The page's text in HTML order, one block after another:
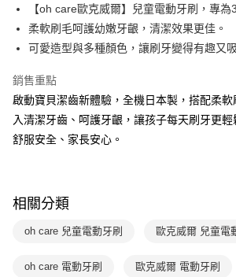
1.本服務係由「台灣大哥大股份有限公司」（以下簡
用戶於交易時，得透過本服務購買商品或服務，並由
買賣價金債權讓與本公司後，依約使用本公司帳單繳
2.基於同意付款使用「大哥付你分期」之契約關係目
由本公司與您本人進行分期帳單所需資料之確認、核
3.完整用戶服務條款，請詳閱以下連結： https://
ATM／網路銀行／等多元方式進行付款，方視為交
※ 請注意：結帳手續完成當下不需立刻繳費，但若
購買商品的店家。未經商家同意取消之訂單仍視為
後付繳納相關費用。
是否繳費成功／繳費後需取消欲退款等相關疑問，請
【注意事項】
１．透過由恩沛科技股份有限公司提供之「AFTEE
易，需依本服務之必要範圍內提供個人資料，並將交
３．未成年的使用者請事先徵得法定代理人或監護人
任。
時審查核予不同之上限額度；若仍有額度不足之情
國內宅配/郵寄 (不適用離島、海外及郵局i郵
每筆NT$70，滿NT$800(含以上)免運費
每筆NT$200
【oh care歐克威爾】兒童電動牙刷，專為
柔軟刷毛呵護幼嫩牙齦，清潔效果更佳。
可愛造型與多種顏色，讓刷牙變得有趣又吸
銷售重點
啟動寶貝潔齒新體驗，全機日本製，搭配柔
入清潔牙齒、呵護牙齦，讓孩子每天刷牙更輕
舒服安全、家長安心。
相關分類
oh care 兒童電動牙刷 歐克威爾 兒童電
oh care 電動牙刷 歐克威爾 電動牙刷